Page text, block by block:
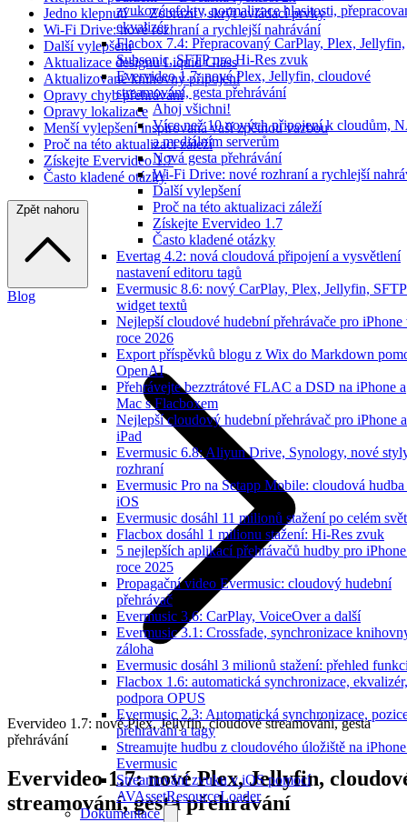
zvukové efekty, normalizace hlasitosti,
ekvalizér
Flacbox 7.4: Přepracovaný CarPlay, Plex, Jellyfin,
Subsonic, SFTP pro Hi-Res zvuk
Evervideo 1.7: nové Plex, Jellyfin, cloudové
streamování, gesta přehrávání
Ahoj všichni!
Více než 10 nových připojení k cloudům,
a mediálním serverům
Nová gesta přehrávání
Wi-Fi Drive: nové rozhraní a rychlejší
Další vylepšení
Proč na této aktualizaci záleží
Získejte Evervideo 1.7
Často kladené otázky
Evertag 4.2: nová cloudová připojení a vysvětlení
nastavení editoru tagů
Evermusic 8.6: nový CarPlay, Plex, Jellyfin,
widget textů
Nejlepší cloudové hudební přehrávače pro iPhone
roce 2026
Export příspěvků blogu z Wix do Markdown
OpenAI
Přehrávejte bezztrátové FLAC a DSD na iPhone a
Mac s Flacboxem
Nejlepší cloudový hudební přehrávač pro iPhone a
iPad
Evermusic 6.8: Aliyun Drive, Synology, nové
rozhraní
Evermusic Pro na Setapp Mobile: cloudová
iOS
Evermusic dosáhl 11 milionů stažení po celém
Flacbox dosáhl 1 milionu stažení: Hi-Res zvuk
5 nejlepších aplikací přehrávačů hudby pro
roce 2025
Propagační video Evermusic: cloudový hudební
přehrávač
Evermusic 3.6: CarPlay, VoiceOver a další
Evermusic 3.1: Crossfade, synchronizace
záloha
Evermusic dosáhl 3 milionů stažení: přehled
Flacbox 1.6: automatická synchronizace, ekvalizér,
podpora OPUS
Evermusic 2.3: Automatická synchronizace,
přehrávání a tagy
Streamujte hudbu z cloudového úložiště na
Evermusic
Streamování zvuku v iOS pomocí
AVAssetResourceLoader
Dokumentace
Jedno klepnutí — Zobrazit / skrýt ovládací prvky
Wi-Fi Drive: nové rozhraní a rychlejší nahrávání
Další vylepšení
Aktualizace designu Liquid Glass
Aktualizované knihovny připojení
Opravy chyb přehrávání
Opravy lokalizace
Menší vylepšení inspirovaná vaší zpětnou vazbou
Proč na této aktualizaci záleží
Získejte Evervideo 1.7
Často kladené otázky
Zpět nahoru
Blog
Evervideo 1.7: nové Plex, Jellyfin, cloudové streamování, gesta
přehrávání
Evervideo 1.7: nové Plex, Jellyfin,
streamování, gesta přehrávání